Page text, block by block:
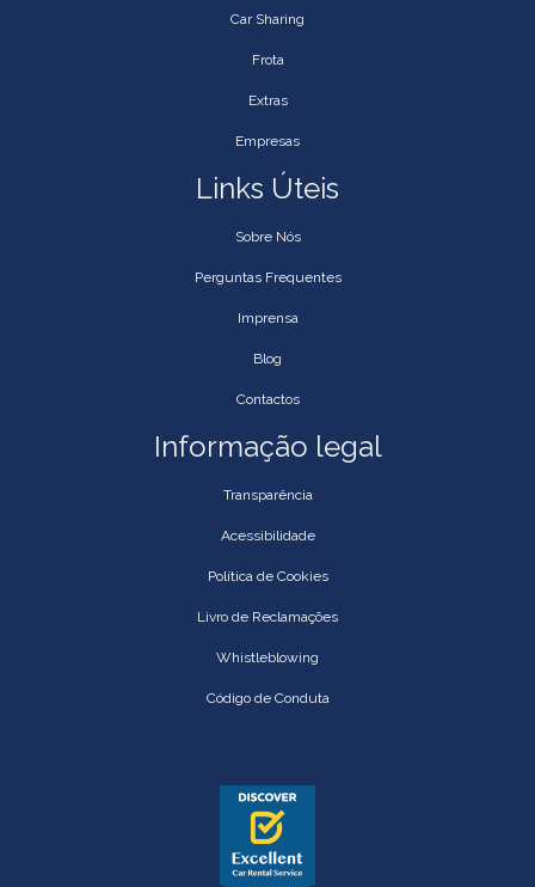
Car Sharing
Frota
Extras
Empresas
Links Úteis
Sobre Nós
Perguntas Frequentes
Imprensa
Blog
Contactos
Informação legal
Transparência
Acessibilidade
Política de Cookies
Livro de Reclamações
Whistleblowing
Código de Conduta